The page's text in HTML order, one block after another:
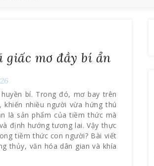
mơ đầy bí ẩn
bí. Trong đó, mơ bay trên
nhiều người vừa hứng thú
là sản phẩm của tiềm thức mà
định hướng tương lai. Vậy thực
tiềm thức con người? Bài viết
thủy, văn hóa dân gian và khía